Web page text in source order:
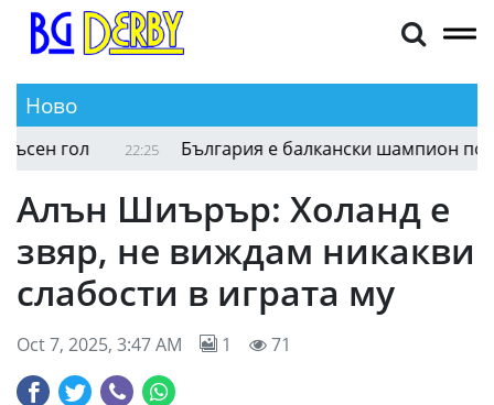
Ново
гол България е балкански шампион по
Алън Шиърър: Холанд е
звяр, не виждам никакви
слабости в играта му
Oct 7, 2025, 3:47 AM 1 71